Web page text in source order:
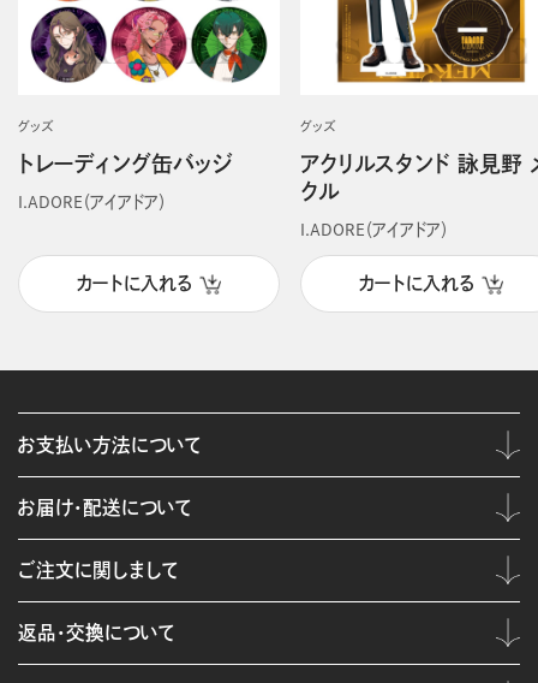
グッズ
トレーディング缶バッジ
I.ADORE（アイアドア）
カートに入れる
グッズ
アクリルスタンド 詠見野
クル
I.ADORE（アイアドア）
カートに入れる
お支払い方法について
お届け・配送について
ご注文に関しまして
返品・交換について